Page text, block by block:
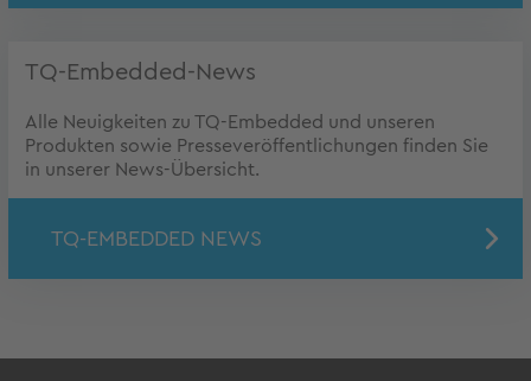
TQ-Embedded-News
Alle Neuigkeiten zu TQ-Embedded und unseren
Produkten sowie Presseveröffentlichungen finden Sie
in unserer News-Übersicht.
TQ-EMBEDDED NEWS